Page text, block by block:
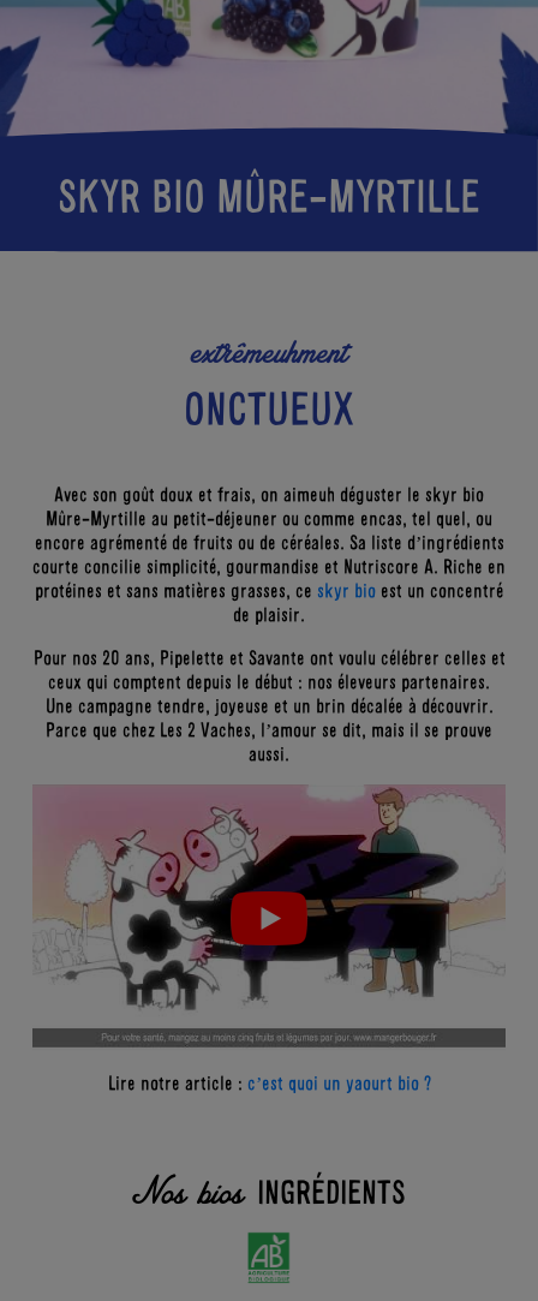
CORP
SKYRS
ACTUS
KEZAKO
GESTES
DERRIÈRE
SKYR BIO MÛRE-MYRTILLE
extrêmeuhment
ONCTUEUX
Avec son goût doux et frais, on aimeuh déguster le skyr bio
Mûre-Myrtille au petit-déjeuner ou comme encas, tel quel, ou
encore agrémenté de fruits ou de céréales. Sa liste d’ingrédients
courte concilie simplicité, gourmandise et Nutriscore A. Riche en
protéines et sans matières grasses, ce skyr bio est un concentré
de plaisir.
Pour nos 20 ans, Pipelette et Savante ont voulu célébrer celles et
ceux qui comptent depuis le début : nos éleveurs partenaires.
Une campagne tendre, joyeuse et un brin décalée à découvrir.
Parce que chez Les 2 Vaches, l’amour se dit, mais il se prouve
aussi.
Lire notre article : c’est quoi un yaourt bio ?
Nos bios INGRÉDIENTS